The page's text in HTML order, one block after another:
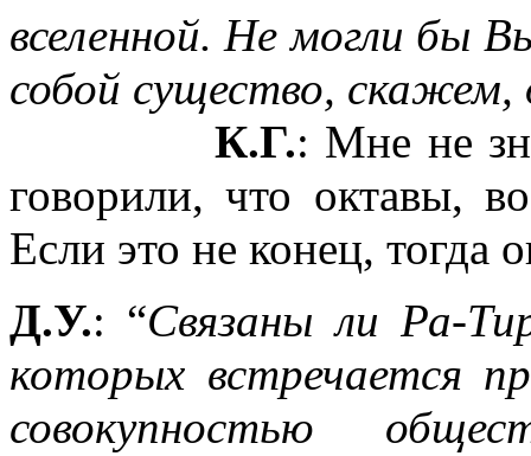
вселенной. Не могли бы
собой существо,
К.Г.: Мне не
говорили, что октавы,
Если это не конец, тогда
Д.У.: “Связаны ли Ра-
которых встречается
совокупностью